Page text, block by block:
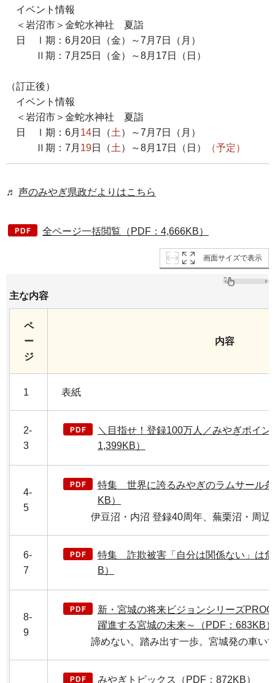
イベント情報
＜岩沼市＞金蛇水神社 夏詣
日 Ⅰ期：6月20日（金）～7月7日（月）
Ⅱ期：7月25日（金）～8月17日（日）
（訂正後）
イベント情報
＜岩沼市＞金蛇水神社 夏詣
日 Ⅰ期：6月 14日（土 ）～7月7日（月）
Ⅱ期：7月 19日（土 ）～8月17日（日） （予定）
♬ 声のみやぎ県政だよりはこちら
全ページ一括閲覧（PDF：4,666KB）
画面サイズで表示
主な内容
ペ
ー
ジ
内容
1 表紙
2-
3
＼目指せ！登録100万人／みやぎポイ
1,399KB）
4-
5
特集 世界に誇るみやぎのラムサール
KB）
伊豆沼・内沼 登録40周年、蕪栗沼・周辺
6-
7
特集 詐欺被害「自分は関係ない」は
B）
8-
9
新・宮城の将来ビジョンシリーズ
躍進する宮城の未来～（PDF：683KB）
諦めない。踏み出す一歩。宮城発の車い
みやぎトピックス（PDF：872KB）